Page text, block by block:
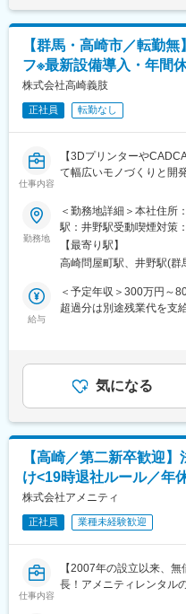
がサポートします。
【配属先】
下記エリア内の契約病院
能な施設を優先的に配慮
内 です。
■関東：東京・神奈川・埼
【魅力】
■国内唯一の滅菌装置の
開発、提供しています。
まで社内一貫体制を整え
変更の範囲：会社の定め
■キャリアアップについて
本人の頑張りを昇給、昇
た、事業拡大に伴い、新
エリアを管理する責任者
アップが見込めます。 ※
社の方もいらっしゃいます
■会社情報：
当社は入院中に必要と
品）をレンタルするアメ
レンタルだけでなく、病
ご利用者への提供・回収
す。そのため医療・介護
ットがあります。拠点は
変更の範囲：会社の定め
評価も重視）・年収例：
万円(係長/入社3-5年)賃
通じて上下する可能性が
表記です。
【群馬・高崎市／転勤
フ※最新設備導入・年間
株式会社高崎義肢
正社員 転勤なし
仕事内容
【3Dプリンターや
て幅広いモノづくりと開
■業務概要
当社の義肢装具製造販売
し、医療機関と連携しな
画・製造・適合・アフタ
す。医師の処方に基づい
CADCAMなどの最新設
関われる点が特徴です。
・ご来社いただいた方や
・既成品やオーダーメイ
・3Dプリンターや
り
・AIを活用したシステム
■扱うサービス
義肢・装具の製造販売、
開発、既製品の改良
■組織構成
現場スタッフ、設計・開
進めています
■業務の魅力
最新設備と技術を用いた
勤務地
＜勤務地詳細＞本社住所
駅：井野駅受動喫煙対策
【最寄り駅】
高崎問屋町駅、井野駅(群
給与
＜予定年収＞300万円～
超過分は別途残業代を支
気になる
【高崎／第二新卒歓迎
け<19時退社ルール／年
株式会社アメニティ
正社員 業種未経験歓迎
仕事内容
【2007年の設立以来、
長！アメニティレンタル